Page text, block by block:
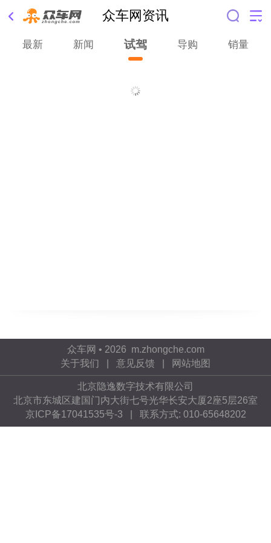
众车网资讯
最新 新闻 试驾 导购 销量
众车网 • 2026 m.zhongche.com
关于我们
意见反馈 网站地图
北京隐逸数字技术有限公司
北京市东城区建国门内大街七号光华长安大厦2座5层26室
京ICP备17041535号-3 | 联系方式: 010-65648202